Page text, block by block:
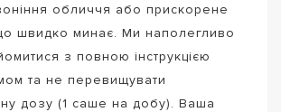
обличчя або прискорене
швидко минає. Ми наполегливо
з повною інструкцією
та не перевищувати
дозу (1 саше на добу). Ваша